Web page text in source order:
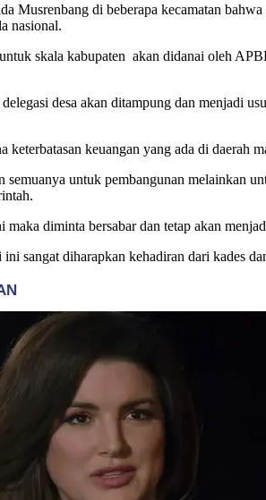
Musrenbang di beberapa kecamatan
nasional.
skala kabupaten akan didanai oleh
desa akan ditampung dan menjadi
keuangan yang ada di daerah
semuanya untuk pembangunan melainkan
diminta bersabar dan tetap akan
sangat diharapkan kehadiran dari kades